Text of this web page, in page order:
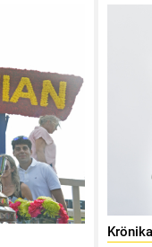
Krönika